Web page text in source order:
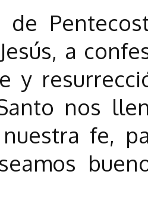
de
a
y
nos
fe,